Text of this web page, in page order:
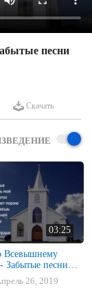
песни
Скачать
03:25
Всевышнему
Забытые песни
юности26, 2019